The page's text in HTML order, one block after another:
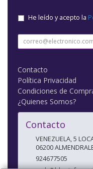
He leído y acepto la
Contacto
Política Privacidad
Condiciones de
¿Quienes Somos?
Contacto
VENEZUELA, 5
06200
924677505